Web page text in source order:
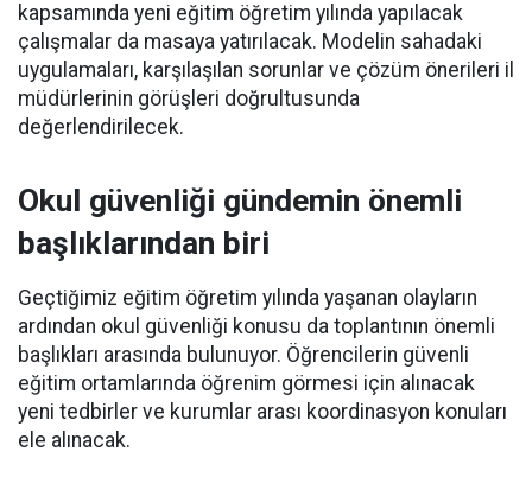
kapsamında yeni eğitim öğretim yılında yapılacak
çalışmalar da masaya yatırılacak. Modelin sahadaki
uygulamaları, karşılaşılan sorunlar ve çözüm önerileri il
müdürlerinin görüşleri doğrultusunda
değerlendirilecek.
Okul güvenliği gündemin önemli
başlıklarından biri
Geçtiğimiz eğitim öğretim yılında yaşanan olayların
ardından okul güvenliği konusu da toplantının önemli
başlıkları arasında bulunuyor. Öğrencilerin güvenli
eğitim ortamlarında öğrenim görmesi için alınacak
yeni tedbirler ve kurumlar arası koordinasyon konuları
ele alınacak.